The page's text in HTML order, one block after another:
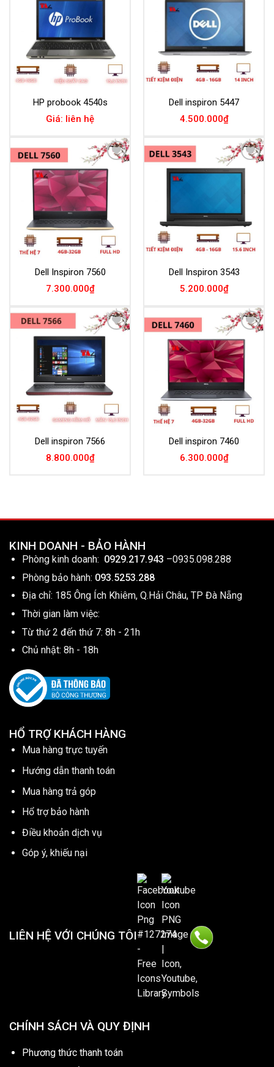
HP probook 4540s
Giá: liên hệ
Dell inspiron 5447
4.500.000₫
Add to
Wishlist
Dell Inspiron 7560
7.300.000₫
Add to
Dell Inspiron 3543
5.200.000₫
Add to
Wishlist
Dell inspiron 7566
8.800.000₫
Add to
Wishlist
Dell inspiron 7460
6.300.000₫
KINH DOANH - BẢO HÀNH
Phòng kinh doanh: 0929.217.943 –0935.098.288
Phòng bảo hành: 093.5253.288
Địa chỉ: 185 Ông Ích Khiêm, Q.Hải Châu, TP Đà Nẵng
Thời gian làm việc:
Từ thứ 2 đến thứ 7: 8h - 21h
Chủ nhật: 8h - 18h
HỔ TRỢ KHÁCH HÀNG
Mua hàng trực tuyến
Hướng dẫn thanh toán
Mua hàng trả góp
Hổ trợ bảo hành
Điều khoản dịch vụ
Góp ý, khiếu nại
LIÊN HỆ VỚI CHÚNG TÔI
CHÍNH SÁCH VÀ QUY ĐỊNH
Phương thức thanh toán